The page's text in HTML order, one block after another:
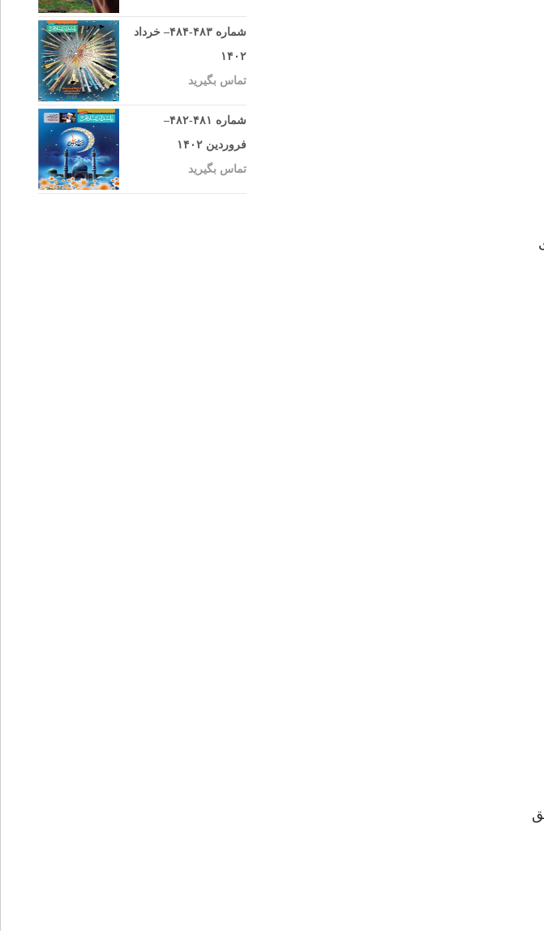
شماره ۴۸۳-۴۸۴– خرداد
۱۴۰۲
تماس بگیرید
شماره ۴۸۱-۴۸۲–
فروردین ۱۴۰۲
تماس بگیرید